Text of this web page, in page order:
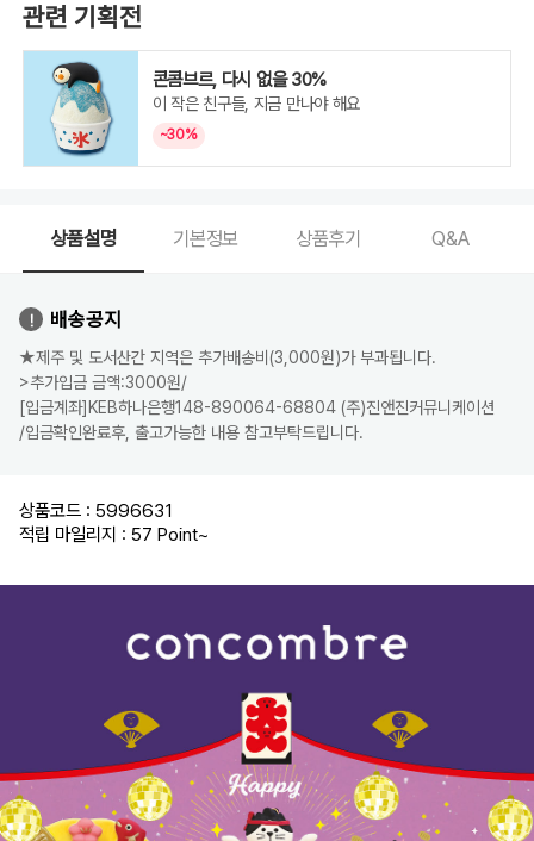
관련 기획전
콘콤브르, 다시 없을 30%
이 작은 친구들, 지금 만나야 해요
~30%
상품설명 기본정보 상품후기 Q&A
배송공지
★제주 및 도서산간 지역은 추가배송비(3,000원)가 부과됩니다.
>추가입금 금액:3000원/
[입금계좌]KEB하나은행148-890064-68804 (주)진앤진커뮤니케이션
/입금확인완료후, 출고가능한 내용 참고부탁드립니다.
상품코드 : 5996631
적립 마일리지 : 57 Point~